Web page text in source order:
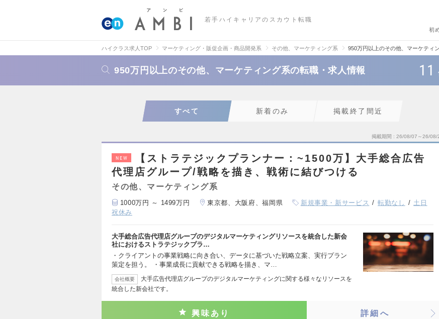
若手ハイキャリアのスカウト転職
初
ハイクラス求人TOP マーケティング・販促企画・商品開発系 その他、マーケティング系 950万円以上のその他、マーケティ
950万円以上のその他、マーケティング系の転職・求人情報 11
すべて 新着のみ 掲載終了間近
掲載期間 26/08/07～26/08/
NEW
【ストラテジックプランナー：~1500万】大手総合広告
代理店グループ/戦略を描き、戦術に結びつける
その他、マーケティング系
1000万円 ～ 1499万円 東京都、大阪府、福岡県 新規事業・新サービス 転勤なし
土日
祝休み
大手総合広告代理店グループのデジタルマーケティングリソースを統合した新会
社におけるストラテジックプラ…
・クライアントの事業戦略に向き合い、データに基づいた戦略立案、実行プラン
策定を担う。 ・事業成長に貢献できる戦略を描き、マ…
会社概要
大手広告代理店グループのデジタルマーケティングに関する様々なリソースを
統合した新会社です。
興味あり 詳細へ